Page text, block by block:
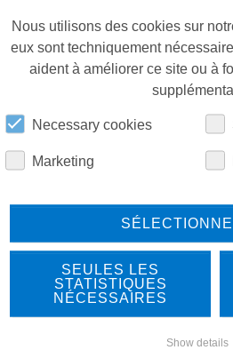
PIÈCES
LEARN MORE
OUR
Nous utilisons des cookies sur
eux sont techniquement
aident à améliorer ce site ou à
Necessary cookies
Marketing
SEULES LES
STATISTIQUES
NÉCESSAIRES
Show details